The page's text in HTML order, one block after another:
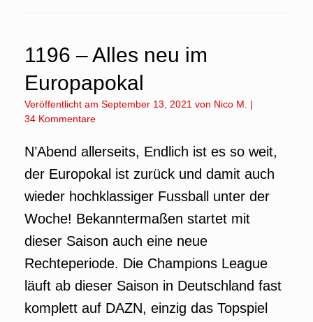
1196 – Alles neu im
Europapokal
Veröffentlicht am September 13, 2021 von Nico M.
|
34 Kommentare
N’Abend allerseits, Endlich ist es so weit,
der Europokal ist zurück und damit auch
wieder hochklassiger Fussball unter der
Woche! Bekanntermaßen startet mit
dieser Saison auch eine neue
Rechteperiode. Die Champions League
läuft ab dieser Saison in Deutschland fast
komplett auf DAZN, einzig das Topspiel